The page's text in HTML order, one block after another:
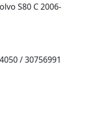
S80 С 2006-
/ 30756991